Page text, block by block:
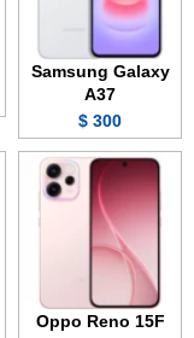
Samsung Galaxy
A37
300 $
Oppo Reno 15F